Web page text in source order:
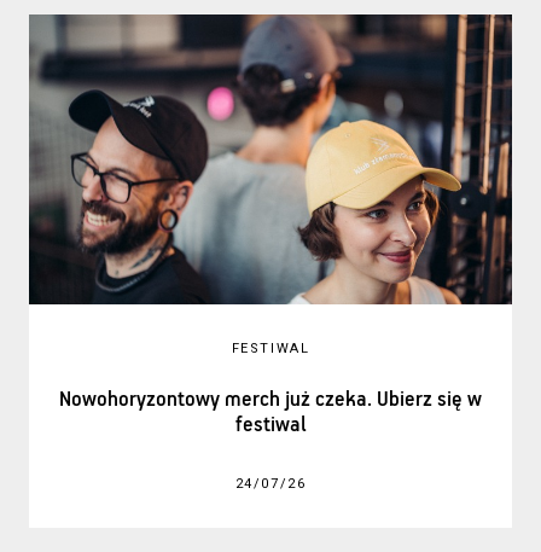
FESTIWAL
Nowohoryzontowy merch już czeka. Ubierz się w
festiwal
24/07/26